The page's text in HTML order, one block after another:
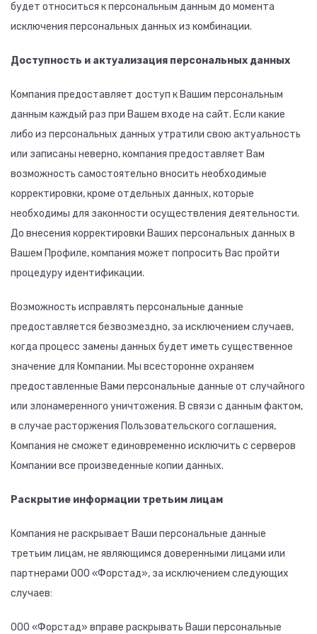
будет относиться к персональным данным до момента
исключения персональных данных из комбинации.
Доступность и актуализация персональных данных
Компания предоставляет доступ к Вашим персональным
данным каждый раз при Вашем входе на сайт. Если какие
либо из персональных данных утратили свою актуальность
или записаны неверно, компания предоставляет Вам
возможность самостоятельно вносить необходимые
корректировки, кроме отдельных данных, которые
необходимы для законности осуществления деятельности.
До внесения корректировки Ваших персональных данных в
Вашем Профиле, компания может попросить Вас пройти
процедуру идентификации.
Возможность исправлять персональные данные
предоставляется безвозмездно, за исключением случаев,
когда процесс замены данных будет иметь существенное
значение для Компании. Мы всесторонне охраняем
предоставленные Вами персональные данные от случайного
или злонамеренного уничтожения. В связи с данным фактом,
в случае расторжения Пользовательского соглашения,
Компания не сможет единовременно исключить с серверов
Компании все произведенные копии данных.
Раскрытие информации третьим лицам
Компания не раскрывает Ваши персональные данные
третьим лицам, не являющимся доверенными лицами или
партнерами ООО «Форстад», за исключением следующих
случаев:
ООО «Форстад» вправе раскрывать Ваши персональные